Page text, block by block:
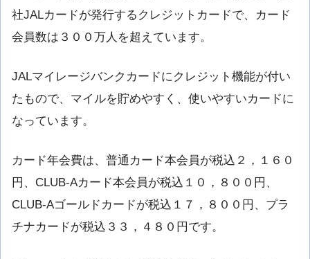
社JALカードが発行するクレジットカードで、カード
会員数は３００万人を超えています。
JALマイレージバンクカードにクレジット機能が付い
たもので、マイルを貯めやすく、使いやすいカードに
なっています。
カード年会費は、普通カード本会員が税込２，１６０
円、CLUB-Aカード本会員が税込１０，８００円、
CLUB-Aゴールドカードが税込１７，８００円、プラ
チナカードが税込３３，４８０円です。